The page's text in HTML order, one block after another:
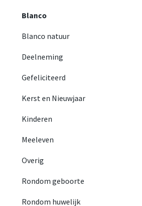
Blanco
Blanco natuur
Deelneming
Gefeliciteerd
Kerst en Nieuwjaar
Kinderen
Meeleven
Overig
Rondom geboorte
Rondom huwelijk